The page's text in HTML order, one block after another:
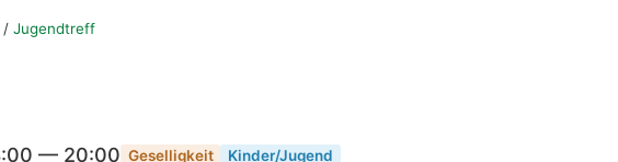
/ Jugendtreff
— 20:00 Geselligkeit Kinder/Jugend